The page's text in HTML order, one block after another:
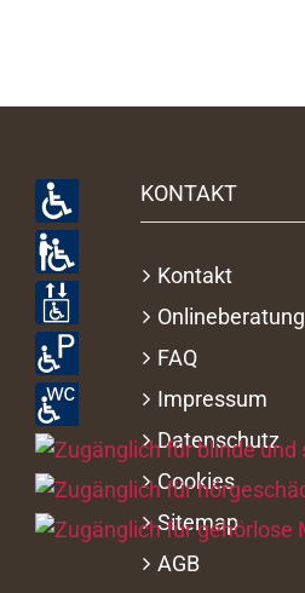
KONTAKT
Kontakt
Onlineberatung
FAQ
Impressum
Datenschutz
Cookies
Sitemap
AGB